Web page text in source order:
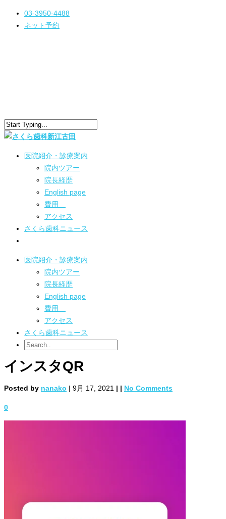
03-3950-4488
ネット予約
医院紹介・診療案内
院内ツアー
院長経歴
English page
費用
アクセス
さくら歯科ニュース
医院紹介・診療案内
院内ツアー
院長経歴
English page
費用
アクセス
さくら歯科ニュース
インスタQR
Posted by nanako | 9月 17, 2021 | | No Comments
0